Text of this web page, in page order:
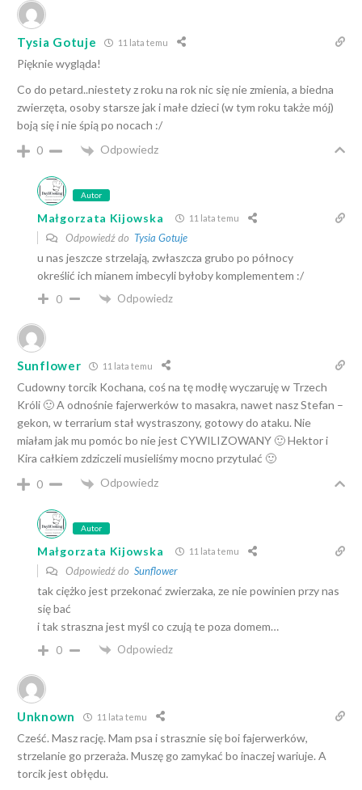
Tysia Gotuje 11 lata temu
Pięknie wygląda!
Co do petard..niestety z roku na rok nic się nie zmienia, a biedna
zwierzęta, osoby starsze jak i małe dzieci (w tym roku także mój)
boją się i nie śpią po nocach :/
0
Odpowiedz
Autor
Małgorzata Kijowska 11 lata temu
Odpowiedź do Tysia Gotuje
u nas jeszcze strzelają, zwłaszcza grubo po północy
określić ich mianem imbecyli byłoby komplementem :/
0 Odpowiedz
Sunflower 11 lata temu
Cudowny torcik Kochana, coś na tę modłę wyczaruję w Trzech
Króli 🙂 A odnośnie fajerwerków to masakra, nawet nasz Stefan –
gekon, w terrarium stał wystraszony, gotowy do ataku. Nie
miałam jak mu pomóc bo nie jest CYWILIZOWANY 🙂 Hektor i
Kira całkiem zdziczeli musieliśmy mocno przytulać 🙂
0
Odpowiedz
Autor
Małgorzata Kijowska 11 lata temu
Odpowiedź do Sunflower
tak ciężko jest przekonać zwierzaka, ze nie powinien przy nas
się bać
i tak straszna jest myśl co czują te poza domem…
0 Odpowiedz
Unknown 11 lata temu
Cześć. Masz rację. Mam psa i strasznie się boi fajerwerków,
strzelanie go przeraża. Muszę go zamykać bo inaczej wariuje. A
torcik jest obłędu.